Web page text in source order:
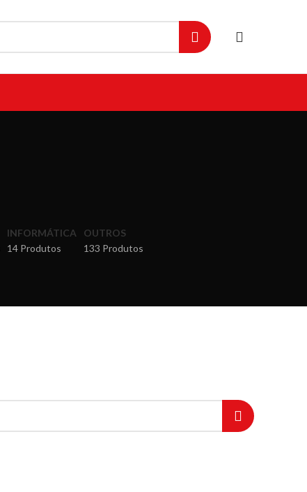
INFORMÁTICA
14 Produtos
OUTROS
133 Produtos